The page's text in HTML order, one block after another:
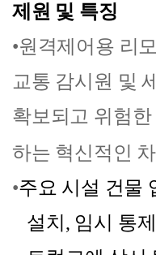
제원 및 특징
•원격제어용 리
교통 감시원 및
확보되고 위험한
하는 혁신적인
•주요 시설 건물
설치 , 임시 통